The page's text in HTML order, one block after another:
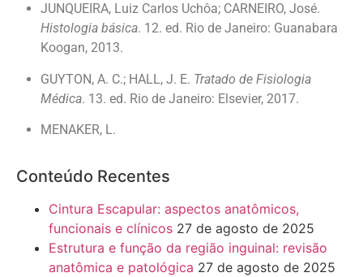
JUNQUEIRA, Luiz Carlos Uchôa; CARNEIRO, José.
Histologia básica. 12. ed. Rio de Janeiro: Guanabara
Koogan, 2013.
GUYTON, A. C.; HALL, J. E. Tratado de Fisiologia
Médica. 13. ed. Rio de Janeiro: Elsevier, 2017.
MENAKER, L.
Conteúdo Recentes
Cintura Escapular: aspectos anatômicos,
funcionais e clínicos 27 de agosto de 2025
Estrutura e função da região inguinal: revisão
anatômica e patológica 27 de agosto de 2025